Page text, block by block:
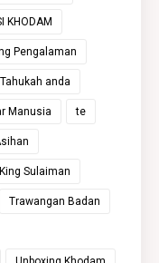
KHODAM
Pengalaman
Tahukah anda
Manusia te
Sulaiman
Trawangan Badan